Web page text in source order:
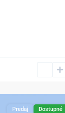
Predaj Dostupné